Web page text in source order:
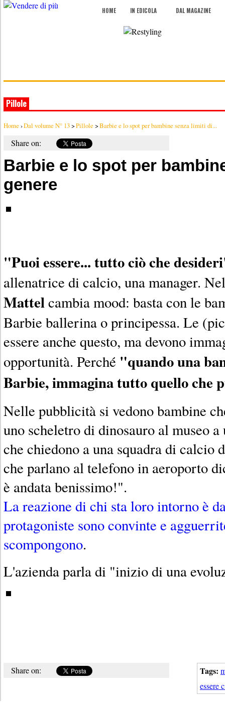
HOME IN EDICOLA DAL MAGAZINE
Pillole
Home ›Dal volume N° 13>Pillole >Barbie e lo spot per bambine senza limiti di...
Share on:
Barbie e lo spot per
genere
"Puoi essere... tutto ciò che
allenatrice di calcio, una manager.
Mattelcambia mood: basta con le
Barbie ballerina o principessa. Le
essere anche questo, ma devono
opportunità. Perché "quando una
Barbie, immagina tutto quello che
Nelle pubblicità si vedono bambine
uno scheletro di dinosauro al museo
che chiedono a una squadra di calcio
che parlano al telefono in aeroporto
è andata benissimo!".
La reazione di chi sta loro intorno è
protagoniste sono convinte e
scompongono.
L'azienda parla di "inizio di una
Tags:
essere
Share on: